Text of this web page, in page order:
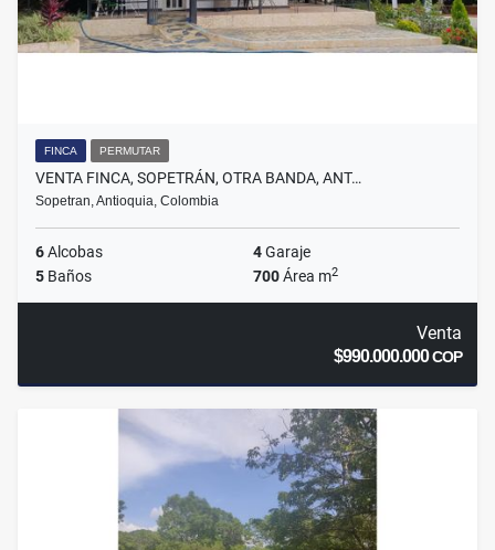
FINCA PERMUTAR
VENTA FINCA, SOPETRÁN, OTRA BANDA, ANT…
Sopetran, Antioquia, Colombia
6Alcobas 4Garaje
5 Baños 700Área m2
Venta
$990.000.000COP